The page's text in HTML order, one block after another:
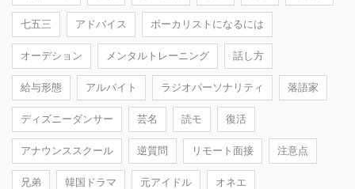
七五三 アドバイス ボーカリストになるには
オーデション メンタルトレーニング 話し方
給与形態 アルバイト ラジオパーソナリティ 落語家
ディズニーダンサー 芸名 読モ 復活
アナウンススクール 逆質問 リモート面接 注意点
兄弟 韓国ドラマ 元アイドル オネエ